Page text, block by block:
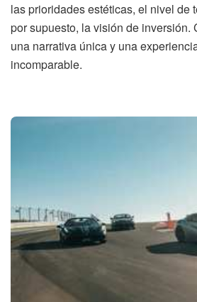
las prioridades estéticas, el nivel de
por supuesto, la visión de inversión.
una narrativa única y una
incomparable.